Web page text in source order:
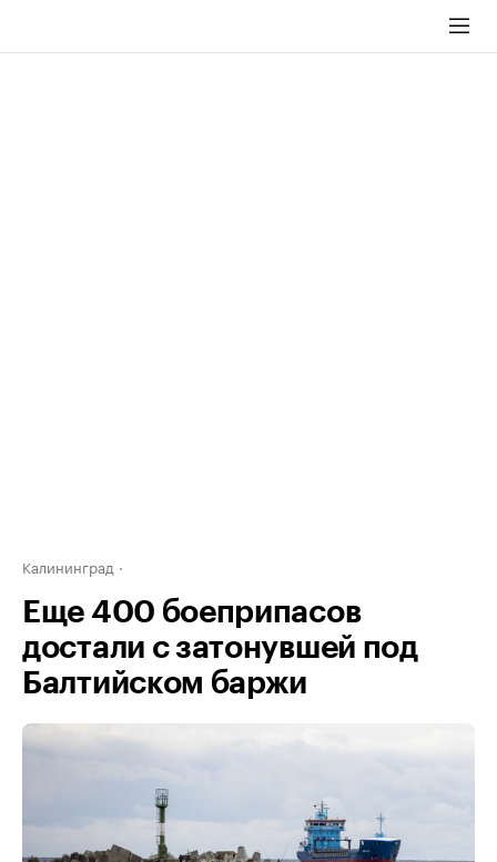
Калининград
Еще 400 боеприпасов
достали с затонувшей под
Балтийском баржи